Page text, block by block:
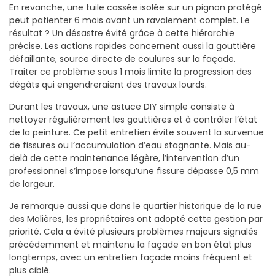
En revanche, une tuile cassée isolée sur un pignon protégé
peut patienter 6 mois avant un ravalement complet. Le
résultat ? Un désastre évité grâce à cette hiérarchie
précise. Les actions rapides concernent aussi la gouttière
défaillante, source directe de coulures sur la façade.
Traiter ce problème sous 1 mois limite la progression des
dégâts qui engendreraient des travaux lourds.
Durant les travaux, une astuce DIY simple consiste à
nettoyer régulièrement les gouttières et à contrôler l’état
de la peinture. Ce petit entretien évite souvent la survenue
de fissures ou l’accumulation d’eau stagnante. Mais au-
delà de cette maintenance légère, l’intervention d’un
professionnel s’impose lorsqu’une fissure dépasse 0,5 mm
de largeur.
Je remarque aussi que dans le quartier historique de la rue
des Molières, les propriétaires ont adopté cette gestion par
priorité. Cela a évité plusieurs problèmes majeurs signalés
précédemment et maintenu la façade en bon état plus
longtemps, avec un entretien façade moins fréquent et
plus ciblé.